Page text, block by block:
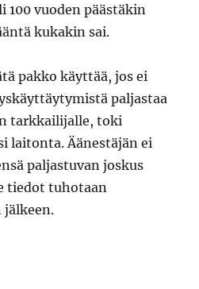
vuoden päästäkin
kukakin sai.
pakko käyttää, jos ei
paljastaa
tarkkailijalle, toki
laitonta. Äänestäjän ei
paljastuvan joskus
tiedot tuhotaan